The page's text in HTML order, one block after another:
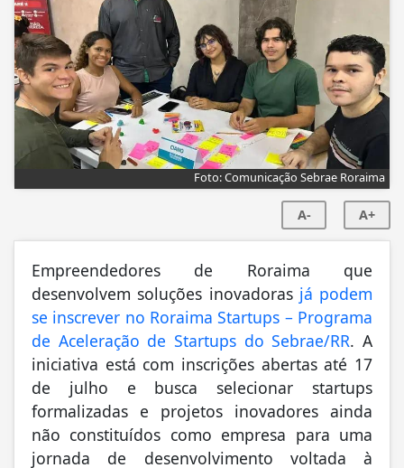
Foto: Comunicação Sebrae Roraima
A- A+
Empreendedores de Roraima que
desenvolvem soluções inovadorasjá podem
se inscrever no Roraima Startups – Programa
de Aceleração de Startups do Sebrae/RR. A
iniciativa está com inscrições abertas até 17
de julho e busca selecionar startups
formalizadas e projetos inovadores ainda
não constituídos como empresa para uma
jornada de desenvolvimento voltada à